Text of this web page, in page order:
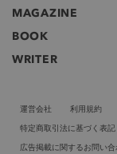
MAGAZINE
BOOK
WRITER
運営会社 利用規約
特定商取引法に基づく表記
広告掲載に関するお問い